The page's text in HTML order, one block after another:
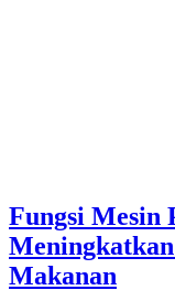
Fungsi Mesin
Makanan